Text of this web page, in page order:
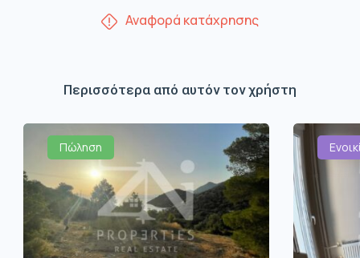
Αναφορά κατάχρησης
Περισσότερα από αυτόν τον χρήστη
Πώληση